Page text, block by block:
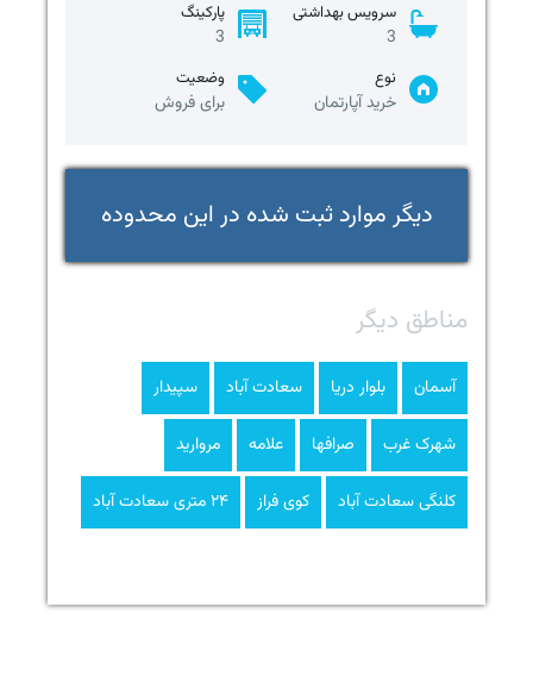
سرویس بهداشتی
3
پارکینگ
3
نوع
خرید آپارتمان
وضعیت
برای فروش
دیگر موارد ثبت شده در این محدوده
مناطق دیگر
آسمان بلوار دریا سعادت آباد سپیدار
شهرک غرب صرافها علامه مروارید
کلنگی سعادت آباد کوی فراز ۲۴ متری سعادت آباد